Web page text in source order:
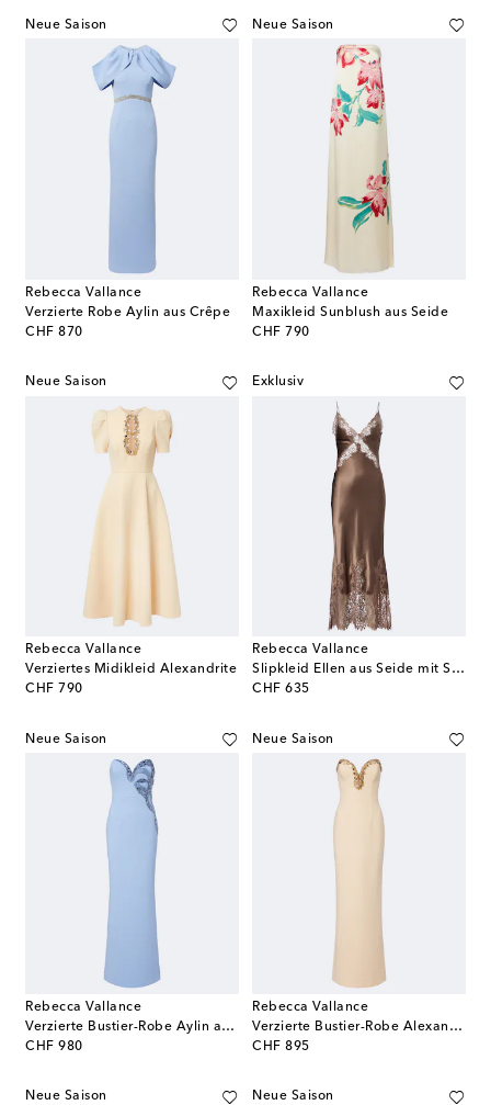
Neue Saison
Rebecca Vallance
Verzierte Robe Aylin aus Crêpe
CHF 870
original price
Neue Saison
Rebecca Vallance
Maxikleid Sunblush aus Seide
CHF 790
original price
Neue Saison
Rebecca Vallance
Verziertes Midikleid Alexandrite
CHF 790
original price
Exklusiv
Rebecca Vallance
Slipkleid Ellen aus Seide mit Spitze
CHF 635
original price
Neue Saison
Rebecca Vallance
Verzierte Bustier-Robe Aylin aus Crêpe
CHF 980
original price
Neue Saison
Rebecca Vallance
Verzierte Bustier-Robe Alexandrite aus Crêpe
CHF 895
original price
Neue Saison Neue Saison